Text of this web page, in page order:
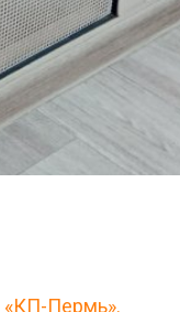
«КП-Пермь».